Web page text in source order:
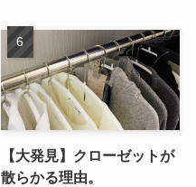
【大発見】クローゼットが
散らかる理由。